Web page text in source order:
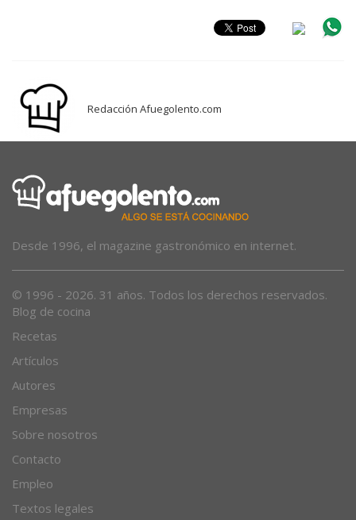
Redacción Afuegolento.com
Desde 1996, el magazine gastronómico en internet.
© 1996 - 2026. 31 años. Todos los derechos reservados.
Blog de cocina
Recetas
Artículos
Autores
Empresas
Sobre nosotros
Contacto
Empleo
Textos legales